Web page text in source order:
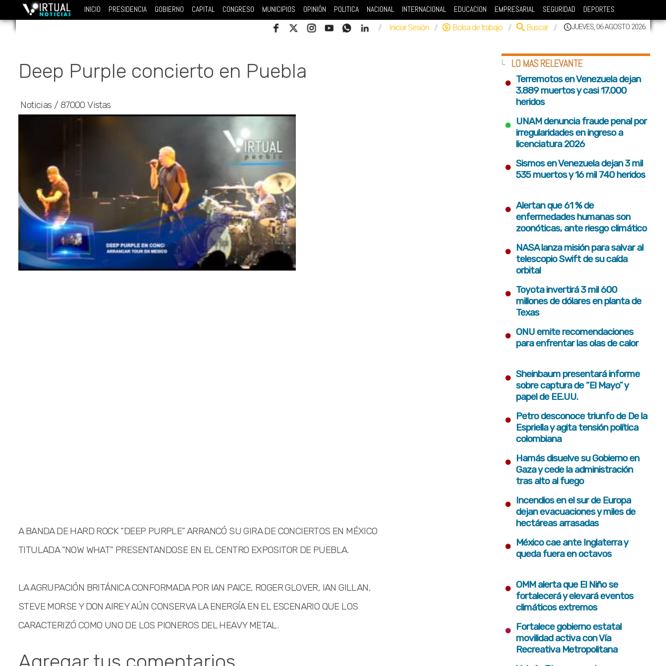
INICIO PRESIDENCIA GOBIERNO CAPITAL CONGRESO MUNICIPIOS OPINIÓN POLITICA NACIONAL INTERNACIONAL EDUCACION EMPRESARIAL SEGURIDAD DEPORTES
JUEVES, 06 AGOSTO 2026
//
Buscar
//
Bolsa de trabajo
//
Iniciar Sesión
//
Deep Purple concierto en Puebla
Noticias / 87000 Vistas
A BANDA DE HARD ROCK “DEEP PURPLE” ARRANCÓ SU GIRA DE CONCIERTOS EN MÉXICO
TITULADA “NOW WHAT” PRESENTANDOSE EN EL CENTRO EXPOSITOR DE PUEBLA.
LA AGRUPACIÓN BRITÁNICA CONFORMADA POR IAN PAICE, ROGER GLOVER, IAN GILLAN,
STEVE MORSE Y DON AIREY AÚN CONSERVA LA ENERGÍA EN EL ESCENARIO QUE LOS
CARACTERIZÓ COMO UNO DE LOS PIONEROS DEL HEAVY METAL.
LO MAS RELEVANTE
• Terremotos en Venezuela dejan
3.889 muertos y casi 17.000
heridos
• UNAM denuncia fraude penal por
irregularidades en ingreso a
licenciatura 2026
• Sismos en Venezuela dejan 3 mil
535 muertos y 16 mil 740 heridos
• Alertan que 61 % de
enfermedades humanas son
zoonóticas, ante riesgo climático
• NASA lanza misión para salvar al
telescopio Swift de su caída
orbital
• Toyota invertirá 3 mil 600
millones de dólares en planta de
Texas
• ONU emite recomendaciones
para enfrentar las olas de calor
• Sheinbaum presentará informe
sobre captura de “El Mayo” y
papel de EE.UU.
• Petro desconoce triunfo de De la
Espriella y agita tensión política
colombiana
• Hamás disuelve su Gobierno en
Gaza y cede la administración
tras alto al fuego
• Incendios en el sur de Europa
dejan evacuaciones y miles de
hectáreas arrasadas
• México cae ante Inglaterra y
queda fuera en octavos
• OMM alerta que El Niño se
fortalecerá y elevará eventos
climáticos extremos
• Fortalece gobierno estatal
movilidad activa con Vía
Recreativa Metropolitana